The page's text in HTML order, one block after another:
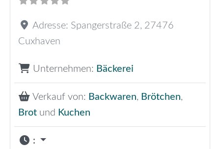
Adresse: Spangerstraße 2, 27476
Cuxhaven
Unternehmen: Bäckerei
Verkauf von: Backwaren, Brötchen,
Brot und Kuchen
: